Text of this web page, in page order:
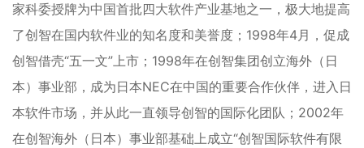
家科委授牌为中国首批四大软件产业基地之一，极大地提高
了创智在国内软件业的知名度和美誉度；1998年4月，促成
创智借壳“五一文”上市；1998年在创智集团创立海外（日
本）事业部，成为日本NEC在中国的重要合作伙伴，进入日
本软件市场，并从此一直领导创智的国际化团队；2002年
在创智海外（日本）事业部基础上成立“创智国际软件有限